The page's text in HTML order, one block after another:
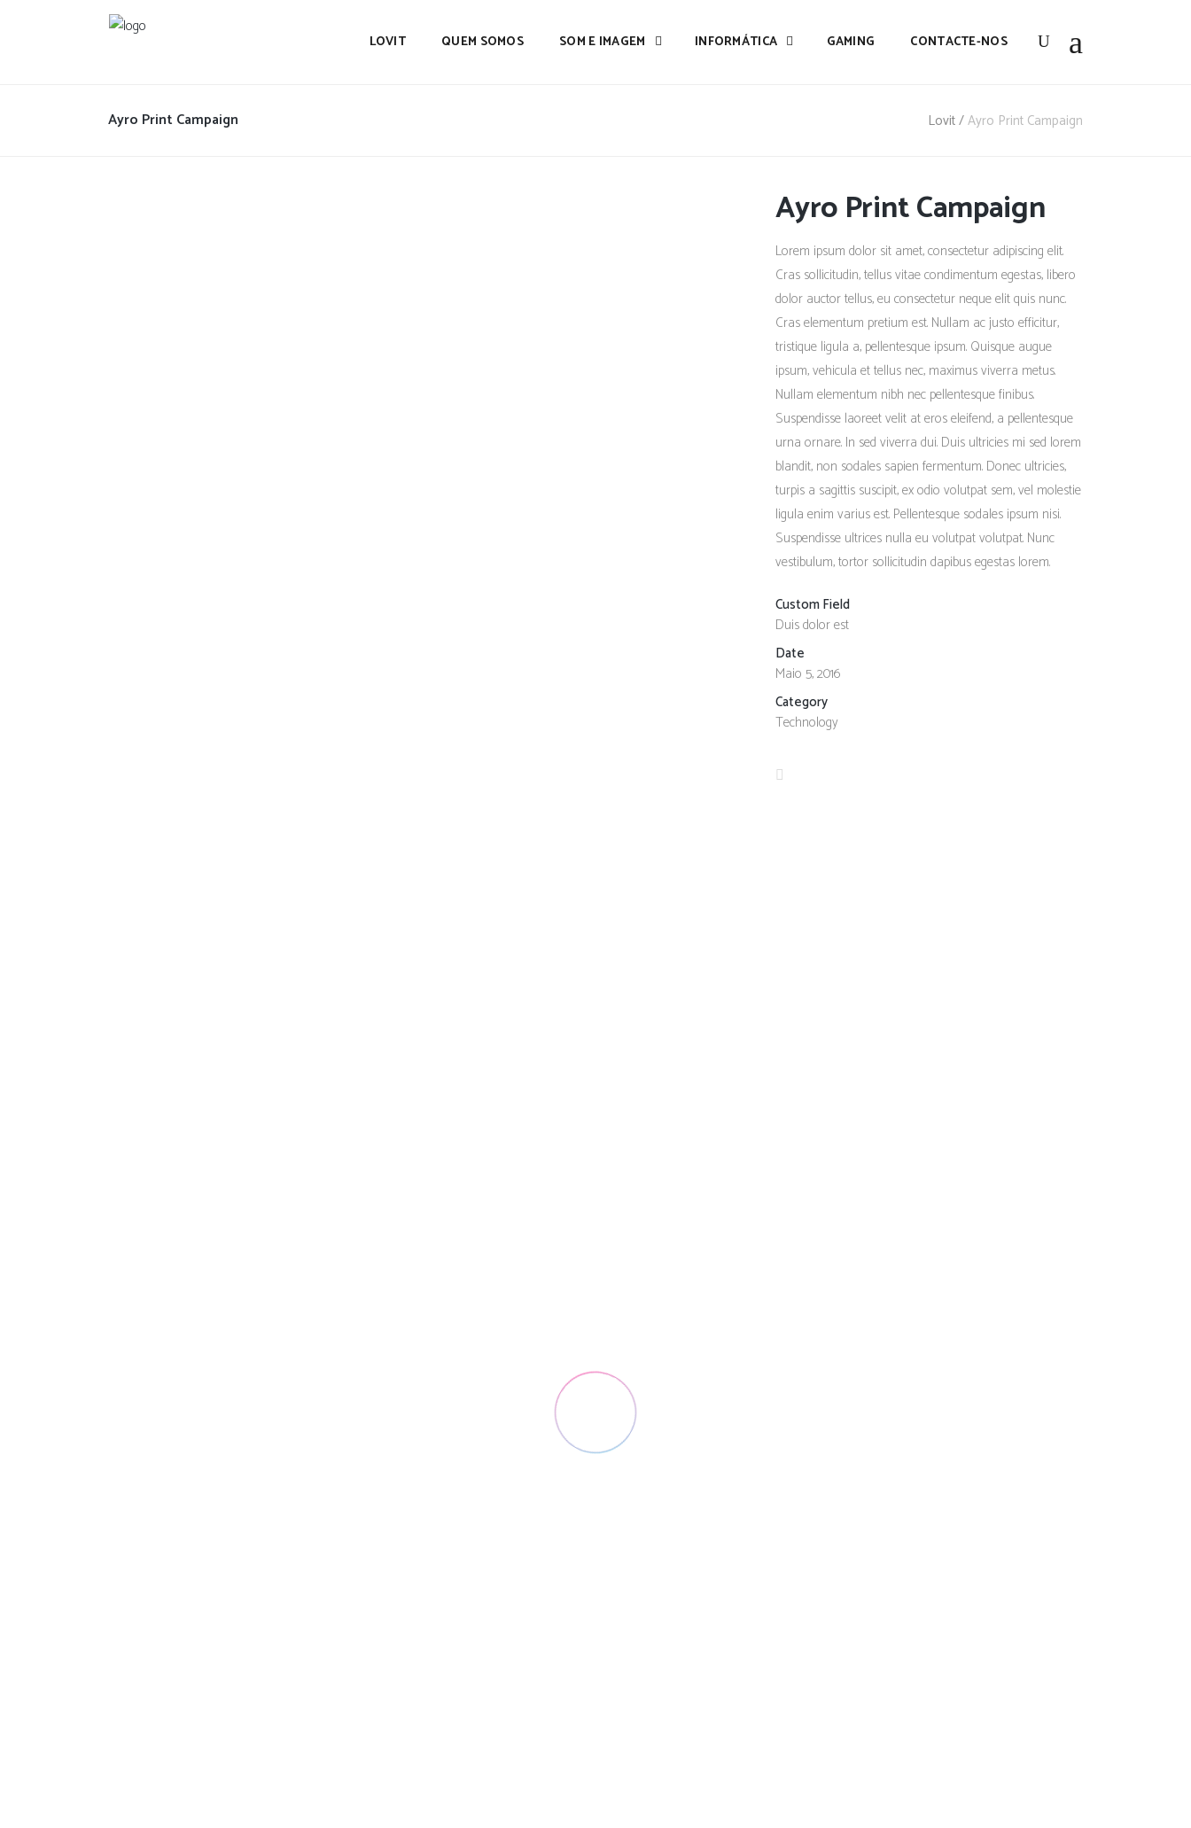
LOVIT QUEM SOMOS SOM E IMAGEM INFORMÁTICA GAMING CONTACTE-NOS
Ayro Print Campaign Lovit/Ayro Print Campaign
Ayro Print Campaign
Lorem ipsum dolor sit amet, consectetur adipiscing elit.
Cras sollicitudin, tellus vitae condimentum egestas, libero
dolor auctor tellus, eu consectetur neque elit quis nunc.
Cras elementum pretium est. Nullam ac justo efficitur,
tristique ligula a, pellentesque ipsum. Quisque augue
ipsum, vehicula et tellus nec, maximus viverra metus.
Nullam elementum nibh nec pellentesque finibus.
Suspendisse laoreet velit at eros eleifend, a pellentesque
urna ornare. In sed viverra dui. Duis ultricies mi sed lorem
blandit, non sodales sapien fermentum. Donec ultricies,
turpis a sagittis suscipit, ex odio volutpat sem, vel molestie
ligula enim varius est. Pellentesque sodales ipsum nisi.
Suspendisse ultrices nulla eu volutpat volutpat. Nunc
vestibulum, tortor sollicitudin dapibus egestas lorem.
Custom Field
Duis dolor est
Date
Maio 5, 2016
Category
Technology